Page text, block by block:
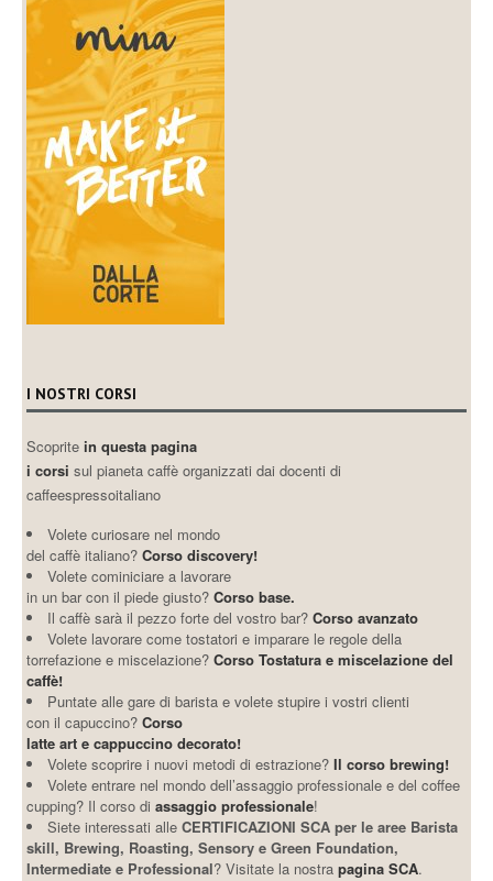
I NOSTRI CORSI
Scopritein questa pagina
i corsi sul pianeta caffè organizzati dai docenti di
caffeespressoitaliano
Volete curiosare nel mondo
del caffè italiano? Corso discovery!
Volete cominiciare a lavorare
in un bar con il piede giusto? Corso base.
Il caffè sarà il pezzo forte del vostro bar?Corso avanzato
Volete lavorare come tostatori e imparare le regole della
torrefazione e miscelazione?Corso Tostatura e miscelazione del
caffè!
Puntate alle gare di barista e volete stupire i vostri clienti
con il capuccino?Corso
latte art e cappuccino decorato!
Volete scoprire i nuovi metodi di estrazione?Il corso brewing!
Volete entrare nel mondo dell’assaggio professionale e del coffee
cupping? Il corso diassaggio professionale!
Siete interessati alleCERTIFICAZIONI SCA per le aree Barista
skill, Brewing, Roasting, Sensory e Green Foundation,
Intermediate e Professional? Visitate la nostrapagina SCA.